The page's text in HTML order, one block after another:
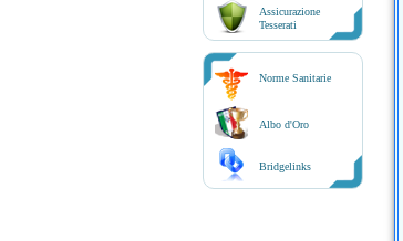
Assicurazione
Tesserati
Norme Sanitarie
Albo d'Oro
Bridgelinks